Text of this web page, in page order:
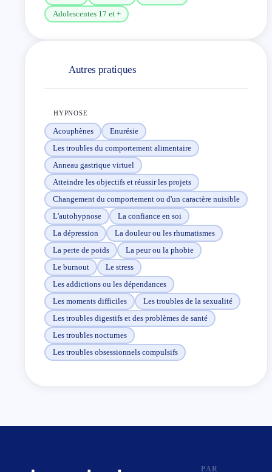
Fatigue mentale ou dispersion;
Volonté de reprendre sa place, son autorité
intérieure et son pouvoir d’action.
Chaque séance est orientée vers une meilleure
compréhension de soi, mais aussi vers des
changements concrets.
L’accompagnement vise à transformer la manière de
penser, de décider, de réagir, de se positionner et
d’agir au quotidien.
La Méthode ReBorn est un coaching de
transformation pour celles et ceux qui veulent
redevenir acteurs de leur vie, retrouver leur force
intérieure et avancer avec plus de clarté, de structure
Adolescentes 17 et +
Autres pratiques
HYPNOSE
Acouphènes
Enurésie
Les troubles du comportement alimentaire
Anneau gastrique virtuel
Atteindre les objectifs et réussir les projets
Changement du comportement ou d'un caractère nuisible
L'autohypnose
La confiance en soi
La dépression
La douleur ou les rhumatismes
La perte de poids
La peur ou la phobie
Le burnout
Le stress
Les addictions ou les dépendances
Les moments difficiles
Les troubles de la sexualité
Les troubles digestifs et des problèmes de santé
Les troubles nocturnes
Les troubles obsessionnels compulsifs
PAR